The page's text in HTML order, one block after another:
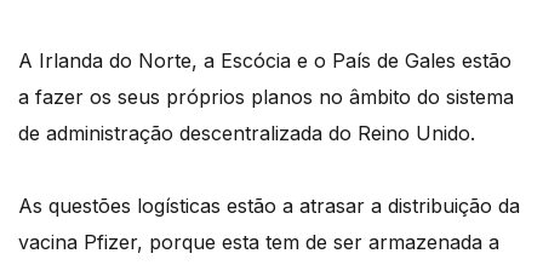
A Irlanda do Norte, a Escócia e o País de Gales estão
a fazer os seus próprios planos no âmbito do sistema
de administração descentralizada do Reino Unido.
As questões logísticas estão a atrasar a distribuição da
vacina Pfizer, porque esta tem de ser armazenada a